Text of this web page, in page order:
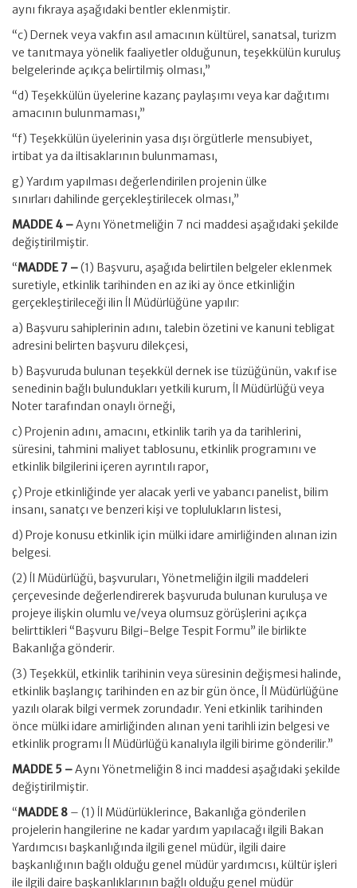
aynı fıkraya aşağıdaki bentler eklenmiştir.
“c) Dernek veya vakfın asıl amacının kültürel, sanatsal, turizm
ve tanıtmaya yönelik faaliyetler olduğunun, teşekkülün kuruluş
belgelerinde açıkça belirtilmiş olması,”
“d) Teşekkülün üyelerine kazanç paylaşımı veya kar dağıtımı
amacının bulunmaması,”
“f) Teşekkülün üyelerinin yasa dışı örgütlerle mensubiyet,
irtibat ya da iltisaklarının bulunmaması,
g) Yardım yapılması değerlendirilen projenin ülke
sınırları dahilinde gerçekleştirilecek olması,”
MADDE 4 –Aynı Yönetmeliğin 7 nci maddesi aşağıdaki şekilde
değiştirilmiştir.
“MADDE 7 –(1) Başvuru, aşağıda belirtilen belgeler eklenmek
suretiyle, etkinlik tarihinden en az iki ay önce etkinliğin
gerçekleştirileceği ilin İl Müdürlüğüne yapılır:
a) Başvuru sahiplerinin adını, talebin özetini ve kanuni tebligat
adresini belirten başvuru dilekçesi,
b) Başvuruda bulunan teşekkül dernek ise tüzüğünün, vakıf ise
senedinin bağlı bulundukları yetkili kurum, İl Müdürlüğü veya
Noter tarafından onaylı örneği,
c) Projenin adını, amacını, etkinlik tarih ya da tarihlerini,
süresini, tahmini maliyet tablosunu, etkinlik programını ve
etkinlik bilgilerini içeren ayrıntılı rapor,
ç) Proje etkinliğinde yer alacak yerli ve yabancı panelist, bilim
insanı, sanatçı ve benzeri kişi ve toplulukların listesi,
d) Proje konusu etkinlik için mülki idare amirliğinden alınan izin
belgesi.
(2) İl Müdürlüğü, başvuruları, Yönetmeliğin ilgili maddeleri
çerçevesinde değerlendirerek başvuruda bulunan kuruluşa ve
projeye ilişkin olumlu ve/veya olumsuz görüşlerini açıkça
belirttikleri “Başvuru Bilgi-Belge Tespit Formu” ile birlikte
Bakanlığa gönderir.
(3) Teşekkül, etkinlik tarihinin veya süresinin değişmesi halinde,
etkinlik başlangıç tarihinden en az bir gün önce, İl Müdürlüğüne
yazılı olarak bilgi vermek zorundadır. Yeni etkinlik tarihinden
önce mülki idare amirliğinden alınan yeni tarihli izin belgesi ve
etkinlik programı İl Müdürlüğü kanalıyla ilgili birime gönderilir.”
MADDE 5 –Aynı Yönetmeliğin 8 inci maddesi aşağıdaki şekilde
değiştirilmiştir.
“MADDE 8 – (1) İl Müdürlüklerince, Bakanlığa gönderilen
projelerin hangilerine ne kadar yardım yapılacağı ilgili Bakan
Yardımcısı başkanlığında ilgili genel müdür, ilgili daire
başkanlığının bağlı olduğu genel müdür yardımcısı, kültür işleri
ile ilgili daire başkanlıklarının bağlı olduğu genel müdür